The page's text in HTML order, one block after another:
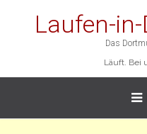
Laufen-
Das
Läuft. Bei